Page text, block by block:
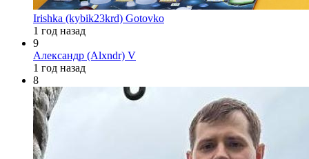
Irishka (kybik23krd) Gotovko
1 год назад
9
Александр (Alxndr) V
1 год назад
8